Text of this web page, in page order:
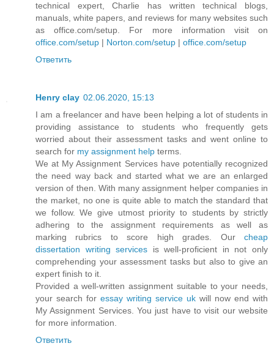
technical expert, Charlie has written technical blogs,
manuals, white papers, and reviews for many websites such
as office.com/setup. For more information visit on
office.com/setup | Norton.com/setup | office.com/setup
Ответить
Henry clay 02.06.2020, 15:13
I am a freelancer and have been helping a lot of students in
providing assistance to students who frequently gets
worried about their assessment tasks and went online to
search for my assignment help terms.
We at My Assignment Services have potentially recognized
the need way back and started what we are an enlarged
version of then. With many assignment helper companies in
the market, no one is quite able to match the standard that
we follow. We give utmost priority to students by strictly
adhering to the assignment requirements as well as
marking rubrics to score high grades. Our cheap
dissertation writing services is well-proficient in not only
comprehending your assessment tasks but also to give an
expert finish to it.
Provided a well-written assignment suitable to your needs,
your search for essay writing service uk will now end with
My Assignment Services. You just have to visit our website
for more information.
Ответить